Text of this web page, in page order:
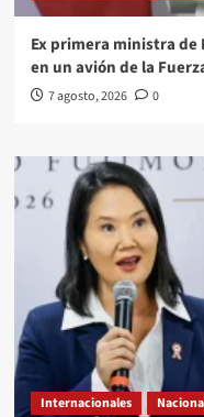
Ex primera ministra de
en un avión de la
7 agosto, 2026 0
Internacionales